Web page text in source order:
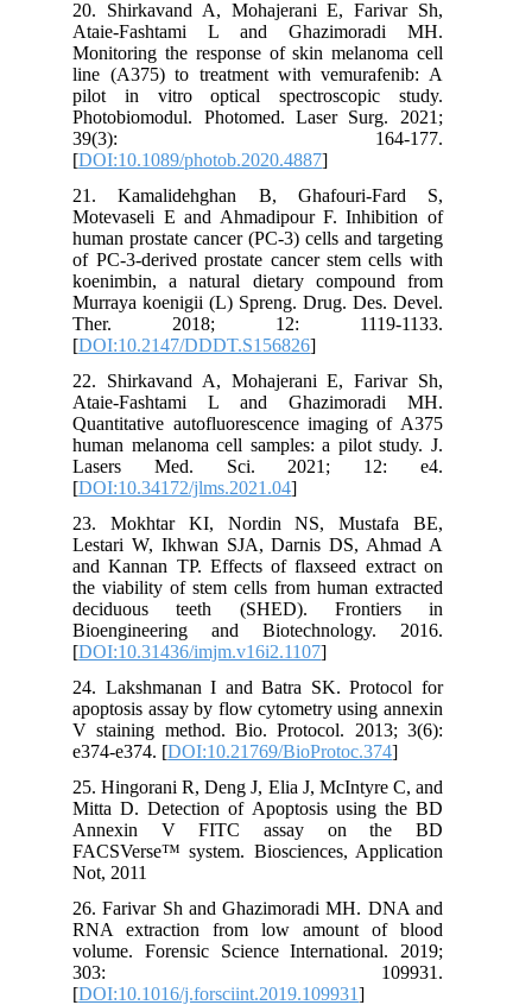
20. Shirkavand A, Mohajerani E, Farivar Sh,
Ataie-Fashtami L and Ghazimoradi MH.
Monitoring the response of skin melanoma cell
line (A375) to treatment with vemurafenib: A
pilot in vitro optical spectroscopic study.
Photobiomodul. Photomed. Laser Surg. 2021;
39(3): 164-177.
[DOI:10.1089/photob.2020.4887
21. Kamalidehghan B, Ghafouri-Fard S,
Motevaseli E and Ahmadipour F. Inhibition of
human prostate cancer (PC-3) cells and targeting
of PC-3-derived prostate cancer stem cells with
koenimbin, a natural dietary compound from
Murraya koenigii (L) Spreng. Drug. Des. Devel.
Ther. 2018; 12: 1119-1133.
[DOI:10.2147/DDDT.S156826
22. Shirkavand A, Mohajerani E, Farivar Sh,
Ataie-Fashtami L and Ghazimoradi MH.
Quantitative autofluorescence imaging of A375
human melanoma cell samples: a pilot study. J.
Lasers Med. Sci. 2021; 12: e4.
[DOI:10.34172/jlms.2021.04
23. Mokhtar KI, Nordin NS, Mustafa BE,
Lestari W, Ikhwan SJA, Darnis DS, Ahmad A
and Kannan TP. Effects of flaxseed extract on
the viability of stem cells from human extracted
deciduous teeth (SHED). Frontiers in
Bioengineering and Biotechnology. 2016.
[DOI:10.31436/imjm.v16i2.1107
24. Lakshmanan I and Batra SK. Protocol for
apoptosis assay by flow cytometry using annexin
V staining method. Bio. Protocol. 2013; 3(6):
e374-e374. [DOI:10.21769/BioProtoc.374
25. Hingorani R, Deng J, Elia J, McIntyre C, and
Mitta D. Detection of Apoptosis using the BD
Annexin V FITC assay on the BD
FACSVerse™ system. Biosciences, Application
Not, 2011
26. Farivar Sh and Ghazimoradi MH. DNA and
RNA extraction from low amount of blood
volume. Forensic Science International. 2019;
303: 109931.
[DOI:10.1016/j.forsciint.2019.109931